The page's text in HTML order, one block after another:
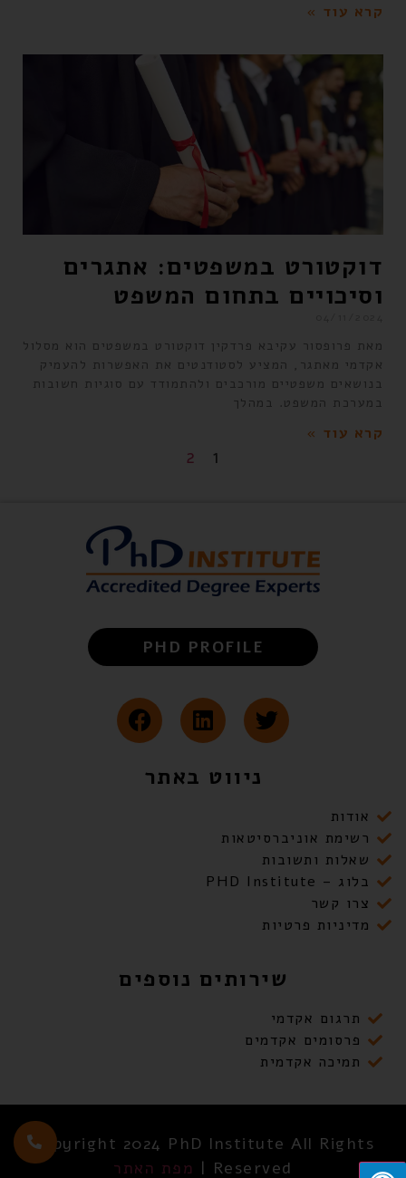
קרא עוד »
דוקטורט במשפטים: אתגרים
וסיכויים בתחום המשפט
מאת פרופסור עקיבא פרדקין דוקטורט במשפטים הוא מסלול
אקדמי מאתגר, המציע לסטודנטים את האפשרות להעמיק
בנושאים משפטיים מורכבים ולהתמודד עם סוגיות חשובות
במערכת המשפט. במהלך
קרא עוד »
1
2
PHD PROFILE
ניווט באתר
אודות
רשימת אוניברסיטאות
שאלות ותשובות
בלוג – PHD Institute
צרו קשר
מדיניות פרטיות
שירותים נוספים
תרגום אקדמי
פרסומים אקדמים
תמיכה אקדמית
Copyright 2024 PhD Institute All Rights
Reserved |
מפת האתר